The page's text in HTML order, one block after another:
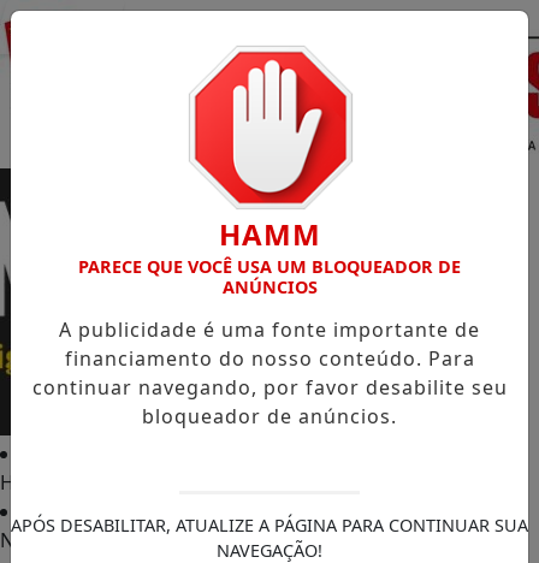
Home
Notícias
HAMM
PARECE QUE VOCÊ USA UM BLOQUEADOR DE
ANÚNCIOS
A publicidade é uma fonte importante de
financiamento do nosso conteúdo. Para
continuar navegando, por favor desabilite seu
bloqueador de anúncios.
APÓS DESABILITAR, ATUALIZE A PÁGINA PARA CONTINUAR SUA
NAVEGAÇÃO!